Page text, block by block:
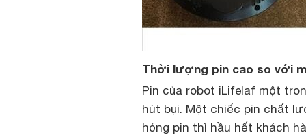
Thời lượng pin cao so với
Pin của robot iLifelaf một
hút bụi. Một chiếc pin chất
hỏng pin thì hầu hết khách